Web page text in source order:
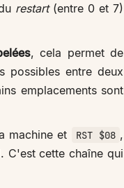
restart(entre 0 et 7)
, cela permet de
possibles entre deux
emplacements sont
machine et RST $08 ,
C'est cette chaîne qui